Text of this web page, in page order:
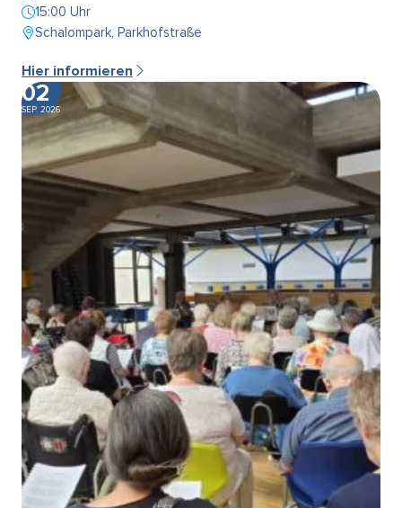
15:00 Uhr
Schalompark, Parkhofstraße
Hier informieren
02
SEP. 2026